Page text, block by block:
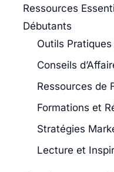
Ressources
Débutants
Outils
Conseils
Ressources de
Formations et
Stratégies
Lecture et